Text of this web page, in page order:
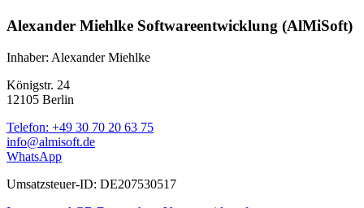
Alexander Miehlke Softwareentwicklung (AlMiSoft)
Inhaber: Alexander Miehlke
Königstr. 24
12105 Berlin
Telefon: +49 30 70 20 63 75
info@almisoft.de
WhatsApp
Umsatzsteuer-ID: DE207530517